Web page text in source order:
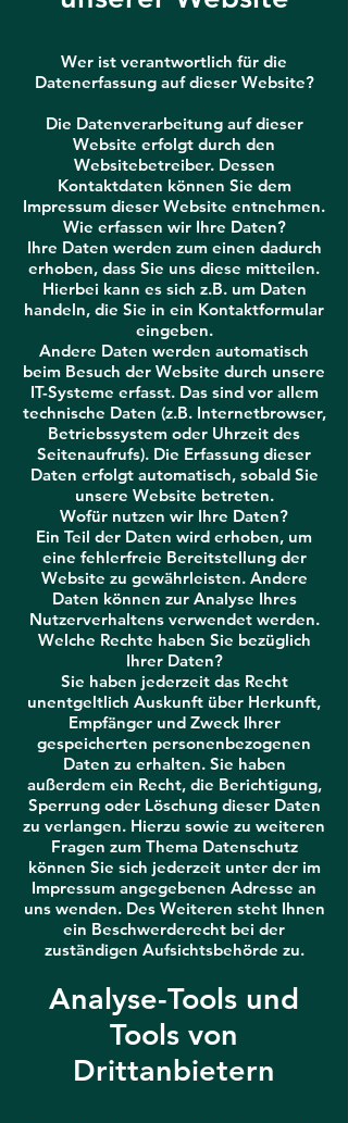
Wer ist verantwortlich für die
Datenerfassung auf dieser Website?
Die Datenverarbeitung auf dieser
Website erfolgt durch den
Websitebetreiber. Dessen
Kontaktdaten können Sie dem
Impressum dieser Website entnehmen.
Wie erfassen wir Ihre Daten?
Ihre Daten werden zum einen dadurch
erhoben, dass Sie uns diese mitteilen.
Hierbei kann es sich z.B. um Daten
handeln, die Sie in ein Kontaktformular
eingeben.
Andere Daten werden automatisch
beim Besuch der Website durch unsere
IT-Systeme erfasst. Das sind vor allem
technische Daten (z.B. Internetbrowser,
Betriebssystem oder Uhrzeit des
Seitenaufrufs). Die Erfassung dieser
Daten erfolgt automatisch, sobald Sie
unsere Website betreten.
Wofür nutzen wir Ihre Daten?
Ein Teil der Daten wird erhoben, um
eine fehlerfreie Bereitstellung der
Website zu gewährleisten. Andere
Daten können zur Analyse Ihres
Nutzerverhaltens verwendet werden.
Welche Rechte haben Sie bezüglich
Ihrer Daten?
Sie haben jederzeit das Recht
unentgeltlich Auskunft über Herkunft,
Empfänger und Zweck Ihrer
gespeicherten personenbezogenen
Daten zu erhalten. Sie haben
außerdem ein Recht, die Berichtigung,
Sperrung oder Löschung dieser Daten
zu verlangen. Hierzu sowie zu weiteren
Fragen zum Thema Datenschutz
können Sie sich jederzeit unter der im
Impressum angegebenen Adresse an
uns wenden. Des Weiteren steht Ihnen
ein Beschwerderecht bei der
zuständigen Aufsichtsbehörde zu.
Analyse-Tools und
Tools von
Drittanbietern